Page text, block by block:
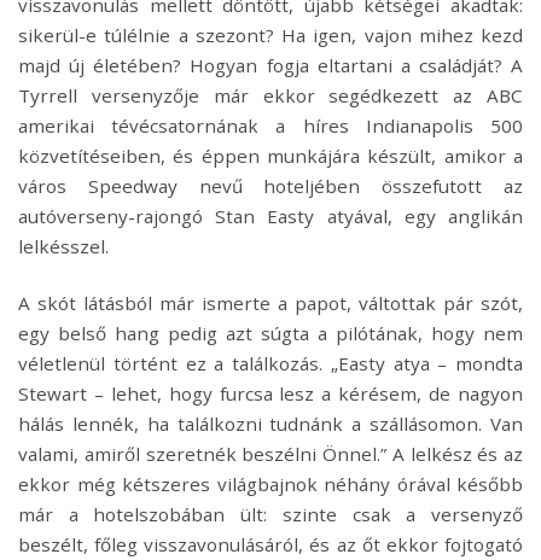
sikerül-e túlélnie a szezont? Ha igen, vajon mihez kezd
majd új életében? Hogyan fogja eltartani a családját? A
Tyrrell versenyzője már ekkor segédkezett az ABC
amerikai tévécsatornának a híres Indianapolis 500
közvetítéseiben, és éppen munkájára készült, amikor a
város Speedway nevű hoteljében összefutott az
autóverseny-rajongó Stan Easty atyával, egy anglikán
lelkésszel.
A skót látásból már ismerte a papot, váltottak pár szót,
egy belső hang pedig azt súgta a pilótának, hogy nem
véletlenül történt ez a találkozás. „Easty atya – mondta
Stewart – lehet, hogy furcsa lesz a kérésem, de nagyon
hálás lennék, ha találkozni tudnánk a szállásomon. Van
valami, amiről szeretnék beszélni Önnel.” A lelkész és az
ekkor még kétszeres világbajnok néhány órával később
már a hotelszobában ült: szinte csak a versenyző
beszélt, főleg visszavonulásáról, és az őt ekkor fojtogató